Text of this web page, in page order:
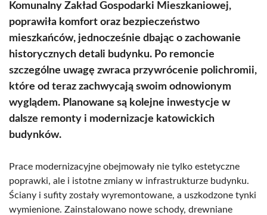
Komunalny Zakład Gospodarki Mieszkaniowej,
poprawiła komfort oraz bezpieczeństwo
mieszkańców, jednocześnie dbając o zachowanie
historycznych detali budynku. Po remoncie
szczególne uwagę zwraca przywrócenie polichromii,
które od teraz zachwycają swoim odnowionym
wyglądem. Planowane są kolejne inwestycje w
dalsze remonty i modernizacje katowickich
budynków.
Prace modernizacyjne obejmowały nie tylko estetyczne
poprawki, ale i istotne zmiany w infrastrukturze budynku.
Ściany i sufity zostały wyremontowane, a uszkodzone tynki
wymienione. Zainstalowano nowe schody, drewniane